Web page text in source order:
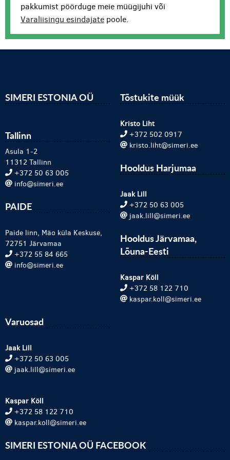
pakkumist pöörduge meie müügijuhi või
Varaliisingu esindajate poole.
SIMERI ESTONIA OÜ
Tallinn
Asula 1-2
11312 Tallinn
+372 50 63 005
info@simeri.ee
PAIDE
Paide linn, Mäo küla Keskuse,
72751 Järvamaa
+372 55 84 665
info@simeri.ee
Tõstukite müük
Kristo Liht
+372 502 0917
kristo.liht@simeri.ee
Hooldus Harjumaa
Jaak Lill
+372 50 63 005
jaak.lill@simeri.ee
Hooldus Järvamaa,
Lõuna-Eesti
Kaspar Köll
+372 58 122 710
kaspar.koll@simeri.ee
Varuosad
Jaak Lill
+372 50 63 005
jaak.lill@simeri.ee
Kaspar Köll
+372 58 122 710
kaspar.koll@simeri.ee
SIMERI ESTONIA OÜ FACEBOOK